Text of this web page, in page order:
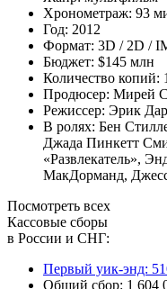
Хронометраж: 93
Год: 2012
Формат: 3D / 2D /
Бюджет: $145 млн
Количество копий:
Продюсер: Мирей
Режиссер: Эрик
В ролях: Бен
Джада Пинкетт
«Развлекатель»,
МакДорманд,
Посмотреть всех
Кассовые сборы
в России и СНГ:
Первый уик-энд:
Общий сбор: 1 604